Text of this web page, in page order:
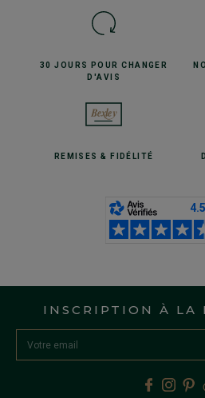
30 JOURS POURCHANGER
D'AVIS
REMISES& FIDÉLITÉ
INSCRIPTION À LA